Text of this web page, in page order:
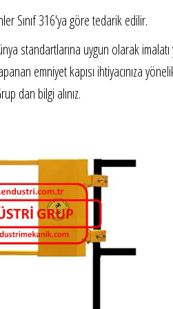
Sınıf 316'ya göre tedarik edilir.
uygun olarak imalatı
emniyet kapısı ihtiyacınıza
dan bilgi alınız.